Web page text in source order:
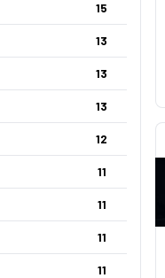
15
13
13
13
12
11
11
11
11